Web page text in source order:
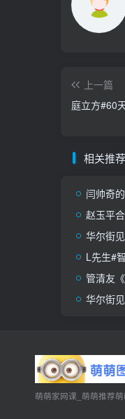
上一篇
庭立方#60
相关推荐
闫帅奇
赵玉平
华尔街
L先生#
管清友
华尔街
萌萌家网课_萌萌推荐